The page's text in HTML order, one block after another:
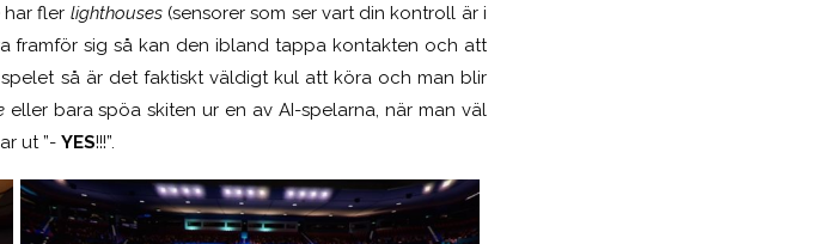
fler lighthouses(sensorer som ser vart din kontroll är i
framför sig så kan den ibland tappa kontakten och att
så är det faktiskt väldigt kul att köra och man blir
eller bara spöa skiten ur en av AI-spelarna, när man väl
ut ”- YES!!!”.